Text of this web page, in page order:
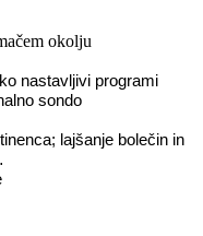
okolju
nastavljivi programi
sondo
lajšanje bolečin in